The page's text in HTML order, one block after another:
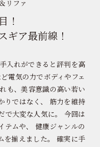
リファ
！
ギア最前線！
入れができると評判を高
電気の力でボディやフェ
も、美容意識の高い若い
ではなく、
筋力を維持
大変な人気に。
今回は
ムや、
健康ジャンルの
揃えました。
確実に手